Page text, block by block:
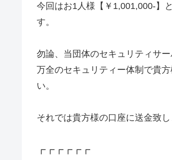
今回はお1人様【￥1,001,000-】
す。
勿論、当団体のセキュリティサ
万全のセキュリティー体制で貴
い。
それでは貴方様の口座に送金致
┏┏┏┏┏┏